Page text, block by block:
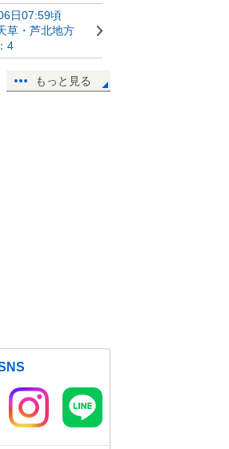
日07:59頃
草・芦北地方
4
もっと見る